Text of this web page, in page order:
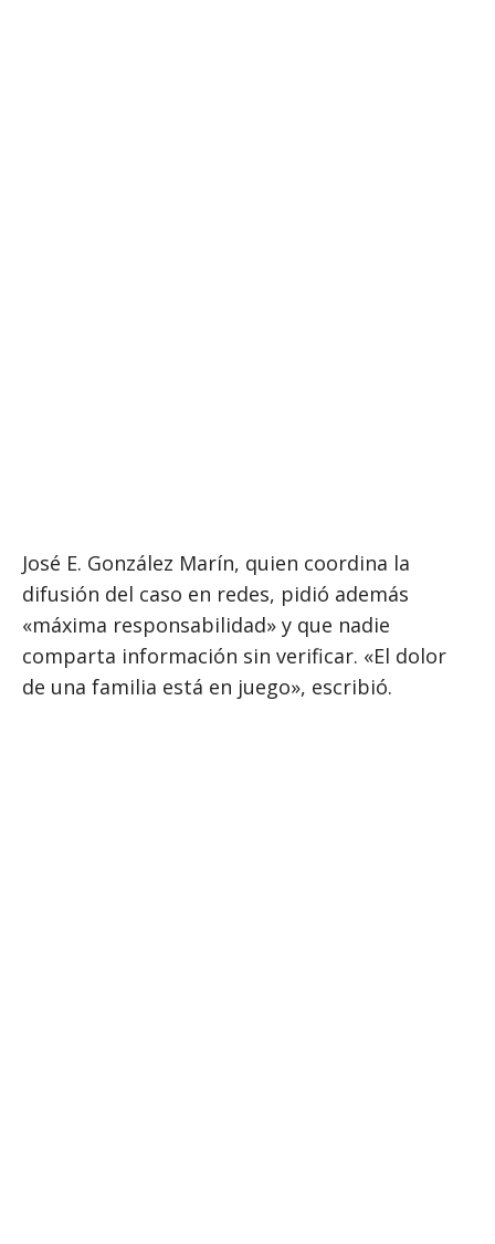
José E. González Marín, quien coordina la
difusión del caso en redes, pidió además
«máxima responsabilidad» y que nadie
comparta información sin verificar. «El dolor
de una familia está en juego», escribió.